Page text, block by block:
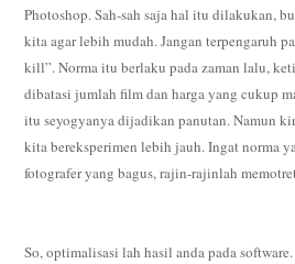
Photoshop. Sah-sah saja hal itu dilakukan,
kita agar lebih mudah. Jangan terpengaruh
kill”. Norma itu berlaku pada zaman lalu,
dibatasi jumlah film dan harga yang cukup
itu seyogyanya dijadikan panutan. Namun
kita bereksperimen lebih jauh. Ingat norma
fotografer yang bagus, rajin-rajinlah
So, optimalisasi lah hasil anda pada